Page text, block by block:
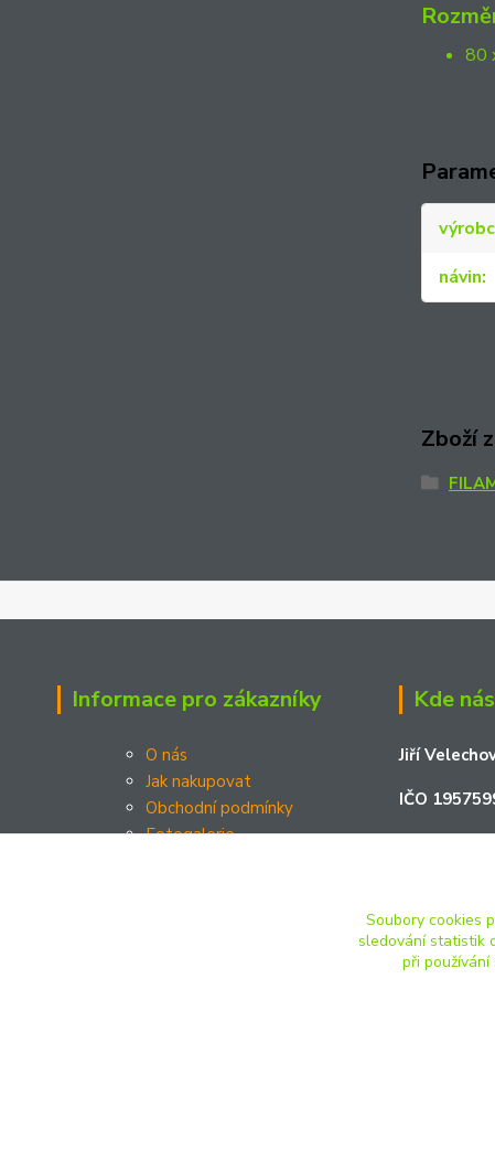
80
návin
Zboží
Informace pro zákazníky
O nás
Jak nakupovat
Obchodní podmínky
Fotogalerie
Kde
Jiří
IČO
Soubory cookies
sledování statistik
při